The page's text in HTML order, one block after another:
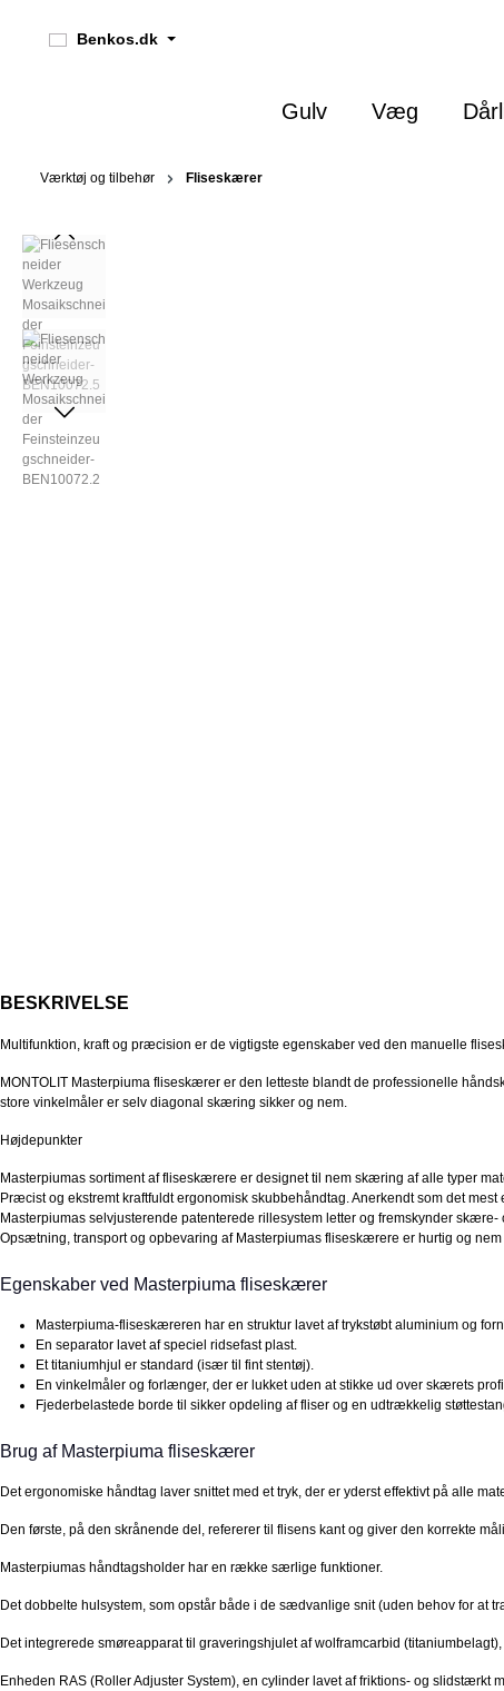
Benkos.dk
Gulv Væg
Værktøj og tilbehør Fliseskærer
BESKRIVELSE
Multifunktion, kraft og præcision er de vigtigste egenskaber ved den manuelle
MONTOLIT Masterpiuma fliseskærer er den letteste blandt de professionelle
store vinkelmåler er selv diagonal skæring sikker og nem.
Højdepunkter
Masterpiumas sortiment af fliseskærere er designet til nem skæring af alle typer
Præcist og ekstremt kraftfuldt ergonomisk skubbehåndtag. Anerkendt som det
Masterpiumas selvjusterende patenterede rillesystem letter og fremskynder
Opsætning, transport og opbevaring af Masterpiumas fliseskærere er hurtig og
Egenskaber ved Masterpiuma fliseskærer
Masterpiuma-fliseskæreren har en struktur lavet af trykstøbt aluminium og
En separator lavet af speciel ridsefast plast.
Et titaniumhjul er standard (især til fint stentøj).
En vinkelmåler og forlænger, der er lukket uden at stikke ud over skærets
Fjederbelastede borde til sikker opdeling af fliser og en udtrækkelig
Brug af Masterpiuma fliseskærer
Det ergonomiske håndtag laver snittet med et tryk, der er yderst effektivt på alle
Den første, på den skrånende del, refererer til flisens kant og giver den korrekte
Masterpiumas håndtagsholder har en række særlige funktioner.
Det dobbelte hulsystem, som opstår både i de sædvanlige snit (uden behov for
Det integrerede smøreapparat til graveringshjulet af wolframcarbid
Enheden RAS (Roller Adjuster System), en cylinder lavet af friktions- og